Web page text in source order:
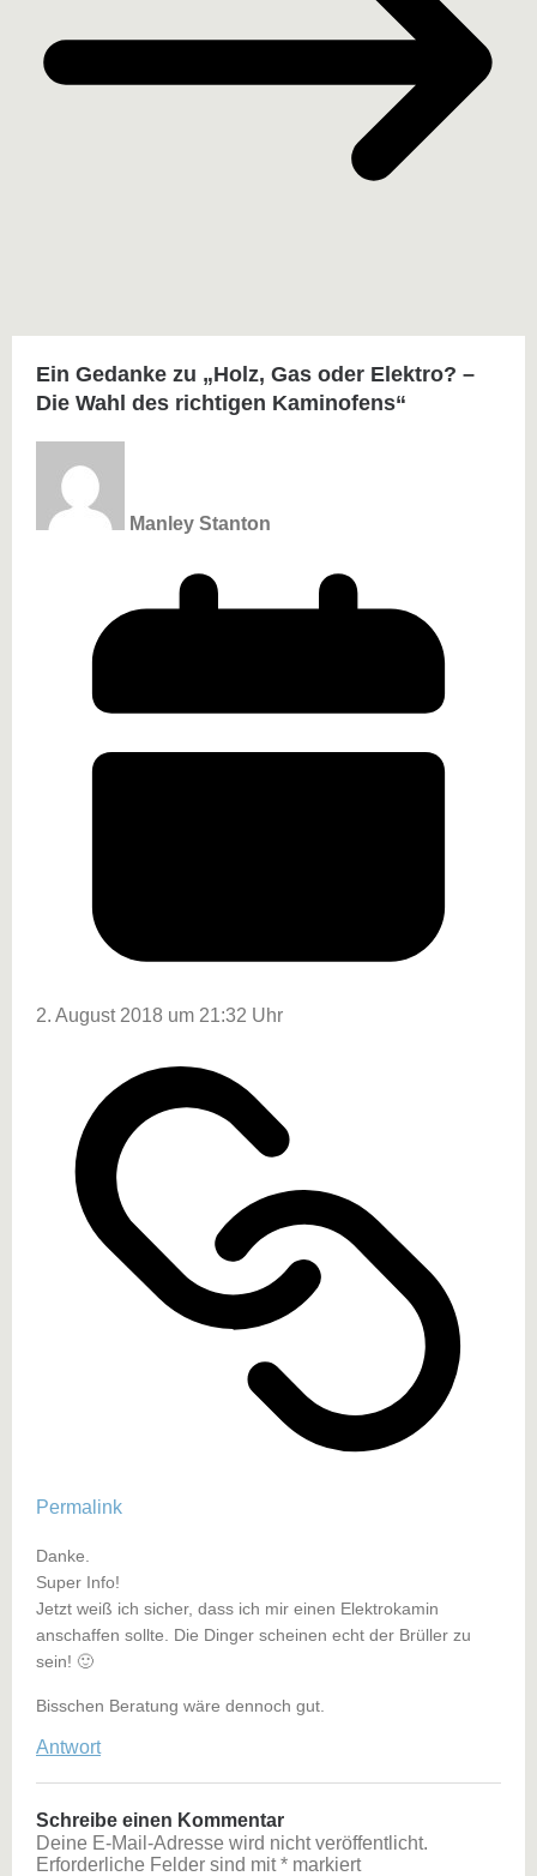
Ein Gedanke zu „Holz, Gas oder Elektro? –
Die Wahl des richtigen Kaminofens“
Manley Stanton
2. August 2018 um 21:32 Uhr
Permalink
Danke.
Super Info!
Jetzt weiß ich sicher, dass ich mir einen Elektrokamin
anschaffen sollte. Die Dinger scheinen echt der Brüller zu
sein! 🙂
Bisschen Beratung wäre dennoch gut.
Antwort
Schreibe einen Kommentar
Deine E-Mail-Adresse wird nicht veröffentlicht.
Erforderliche Felder sind mit* markiert